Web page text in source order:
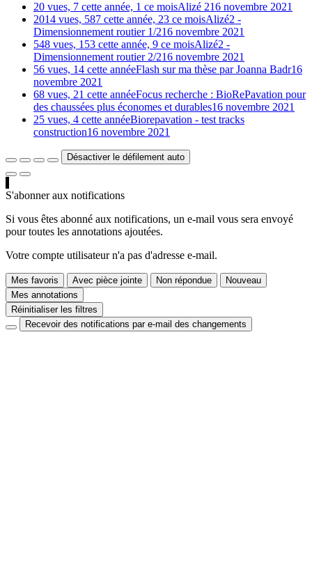
20 vues, 7 cette année, 1 ce moisAlizé 216 novembre 2021
2014 vues, 587 cette année, 23 ce moisAlizé2 -
Dimensionnement routier 1/216 novembre 2021
548 vues, 153 cette année, 9 ce moisAlizé2 -
Dimensionnement routier 2/216 novembre 2021
56 vues, 14 cette annéeFlash sur ma thèse par Joanna Badr16
novembre 2021
68 vues, 21 cette annéeFocus recherche : BioRePavation pour
des chaussées plus économes et durables16 novembre 2021
25 vues, 4 cette annéeBiorepavation - test tracks
construction16 novembre 2021
Désactiver le défilement auto
S'abonner aux notifications
Si vous êtes abonné aux notifications, un e-mail vous sera envoyé
pour toutes les annotations ajoutées.
Votre compte utilisateur n'a pas d'adresse e-mail.
Mes favoris Avec pièce jointe Non répondue
Nouveau
Mes annotations
Réinitialiser les filtres
Recevoir des notifications par e-mail des changements